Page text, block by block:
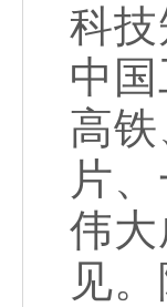
科
中
高
片
伟
见